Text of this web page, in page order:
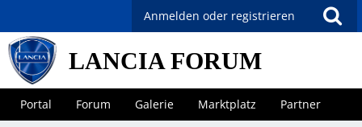
Anmelden oder registrieren
LANCIA FORUM
Portal Forum Galerie Marktplatz Partner